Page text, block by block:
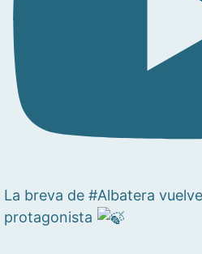
La breva de #Albatera
protagonista